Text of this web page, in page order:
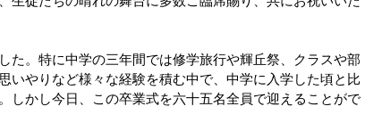
た。特に中学の三年間では修学旅行や輝丘祭、クラスや部
いやりなど様々な経験を積む中で、中学に入学した頃と比
しかし今日、この卒業式を六十五名全員で迎えることがで